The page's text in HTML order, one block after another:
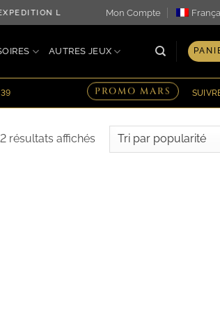
LE JOUR MÊME ♖ OPTION
Mon Compte
AUTRES JEUX
PROMO MARS
2 résultats affichésTrié
par